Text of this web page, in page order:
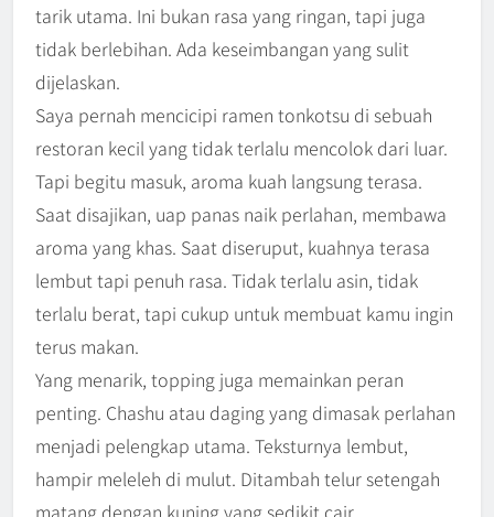
tarik utama. Ini bukan rasa yang ringan, tapi juga
tidak berlebihan. Ada keseimbangan yang sulit
dijelaskan.
Saya pernah mencicipi ramen tonkotsu di sebuah
restoran kecil yang tidak terlalu mencolok dari luar.
Tapi begitu masuk, aroma kuah langsung terasa.
Saat disajikan, uap panas naik perlahan, membawa
aroma yang khas. Saat diseruput, kuahnya terasa
lembut tapi penuh rasa. Tidak terlalu asin, tidak
terlalu berat, tapi cukup untuk membuat kamu ingin
terus makan.
Yang menarik, topping juga memainkan peran
penting. Chashu atau daging yang dimasak perlahan
menjadi pelengkap utama. Teksturnya lembut,
hampir meleleh di mulut. Ditambah telur setengah
matang dengan kuning yang sedikit cair,